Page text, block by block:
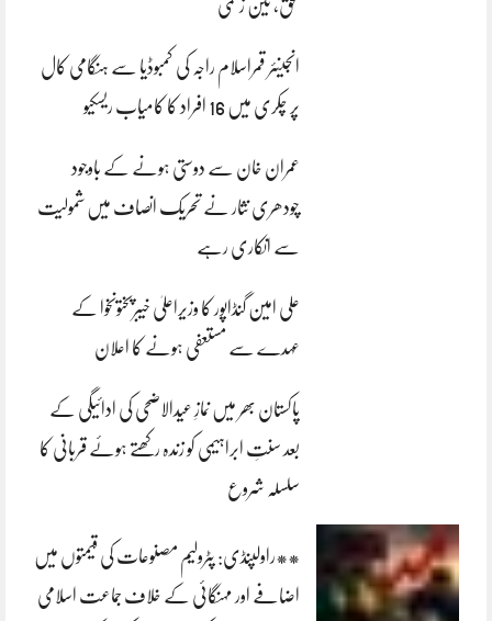
بحق، تین زخمی
انجینئر قمراسلام راجہ کی کمبوڈیا سے ہنگامی کال
پر چکری میں 16 افراد کا کامیاب ریسکیو
عمران خان سے دوستی ہونے کے باوجود
چودھری نثار نے تحریک انصاف میں شمولیت
سے انکاری رہے
علی امین گنڈاپور کا وزیراعلیٰ خیبرپختونخوا کے
عہدے سے مستعفی ہونے کا اعلان
پاکستان بھر میں نمازِ عیدالاضحی کی ادائیگی کے
بعد سنتِ ابراہیمی کو زندہ رکھتے ہوئے قربانی کا
سلسلہ شروع
**راولپنڈی: پٹرولیم مصنوعات کی قیمتوں میں
اضافے اور مہنگائی کے خلاف جماعت اسلامی